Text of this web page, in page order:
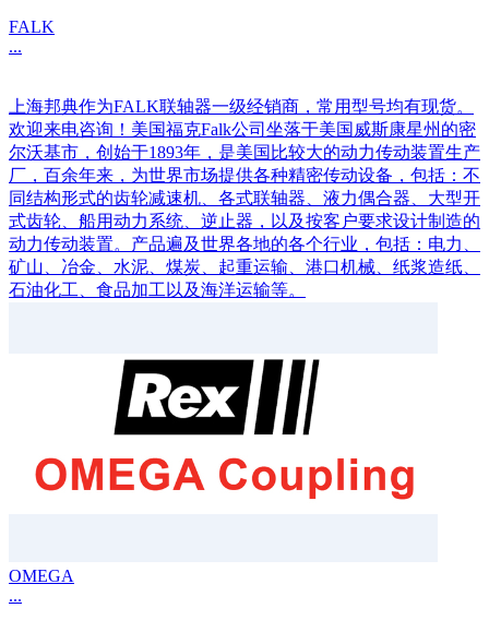
FALK
...
上海邦典作为FALK联轴器一级经销商，常用型号均有现货。
欢迎来电咨询！美国福克Falk公司坐落于美国威斯康星州的密
尔沃基市，创始于1893年，是美国比较大的动力传动装置生产
厂，百余年来，为世界市场提供各种精密传动设备，包括：不
同结构形式的齿轮减速机、各式联轴器、液力偶合器、大型开
式齿轮、船用动力系统、逆止器，以及按客户要求设计制造的
动力传动装置。产品遍及世界各地的各个行业，包括：电力、
矿山、冶金、水泥、煤炭、起重运输、港口机械、纸浆造纸、
石油化工、食品加工以及海洋运输等。
OMEGA
...